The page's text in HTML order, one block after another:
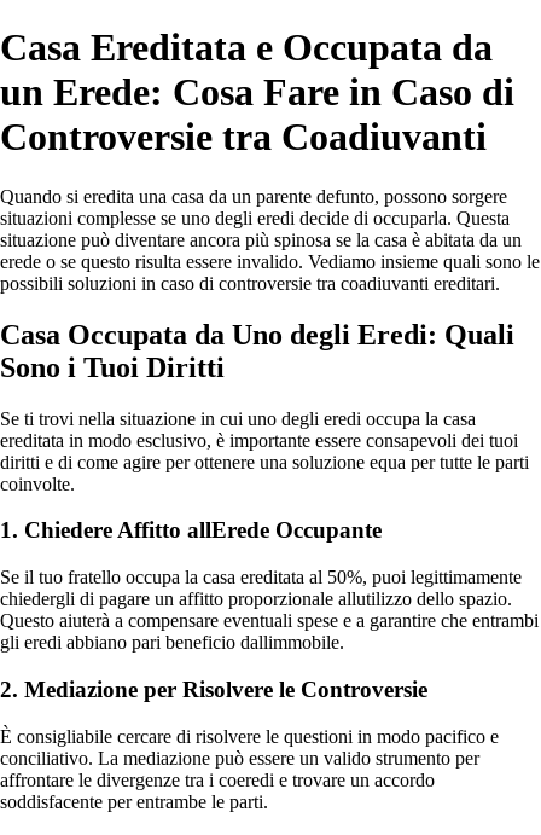
Casa Ereditata e Occupata da
un Erede: Cosa Fare in Caso di
Controversie tra Coadiuvanti
Quando si eredita una casa da un parente defunto, possono sorgere
situazioni complesse se uno degli eredi decide di occuparla. Questa
situazione può diventare ancora più spinosa se la casa è abitata da un
erede o se questo risulta essere invalido. Vediamo insieme quali sono le
possibili soluzioni in caso di controversie tra coadiuvanti ereditari.
Casa Occupata da Uno degli Eredi: Quali
Sono i Tuoi Diritti
Se ti trovi nella situazione in cui uno degli eredi occupa la casa
ereditata in modo esclusivo, è importante essere consapevoli dei tuoi
diritti e di come agire per ottenere una soluzione equa per tutte le parti
coinvolte.
1. Chiedere Affitto allErede Occupante
Se il tuo fratello occupa la casa ereditata al 50%, puoi legittimamente
chiedergli di pagare un affitto proporzionale allutilizzo dello spazio.
Questo aiuterà a compensare eventuali spese e a garantire che entrambi
gli eredi abbiano pari beneficio dallimmobile.
2. Mediazione per Risolvere le Controversie
È consigliabile cercare di risolvere le questioni in modo pacifico e
conciliativo. La mediazione può essere un valido strumento per
affrontare le divergenze tra i coeredi e trovare un accordo
soddisfacente per entrambe le parti.